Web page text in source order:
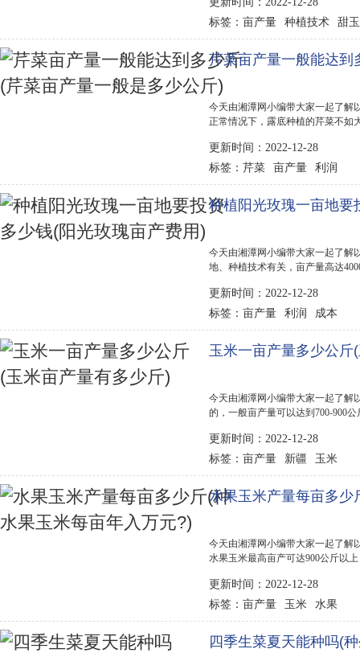
点就是多汁味甜，种植前期每亩地
标签： 亩产量 种植技术 甜
芹菜亩产量一般能达到
今天由湘潭网小编带大家一起了解
正常情况下，露底种植的芹菜不如
植前景 芹菜这种蔬菜的市场价格
更新时间：2022-12-28
标签： 芹菜 亩产量 利润
种植阳光玫瑰一亩地要
今天由湘潭网小编带大家一起了解
地、种植技术有关，亩产量高达
细管理的话，亩产4000斤以上，批
更新时间：2022-12-28
标签： 亩产量 利润 成本
玉米一亩产量多少公斤
今天由湘潭网小编带大家一起了解
的，一般亩产量可以达到700-900
元，生产成本790.14元，其中，物
更新时间：2022-12-28
标签： 亩产量 新疆 玉米
水果玉米产量每亩多少
今天由湘潭网小编带大家一起了解
水果玉米最高亩产可达900公斤以
玉米，就算按照最低回收价...
更新时间：2022-12-28
标签： 亩产量 玉米 水果
四季生菜夏天能种吗(